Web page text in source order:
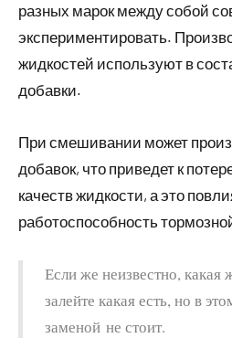
разных марок между собой
экспериментировать.
жидкостей используют в
добавки.
При смешивании может
добавок, что приведет к
качеств жидкости, а это
работоспособность
Если же неизвестно, какая
залейте какая есть, но в
заменой не стоит.